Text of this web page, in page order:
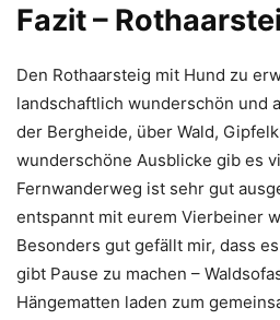
Fazit –
Den Rothaarsteig mit Hund zu
landschaftlich wunderschön und
der Bergheide, über Wald,
wunderschöne Ausblicke gib es
Fernwanderweg ist sehr gut
entspannt mit eurem Vierbeiner
Besonders gut gefällt mir, dass
gibt Pause zu machen –
Hängematten laden zum